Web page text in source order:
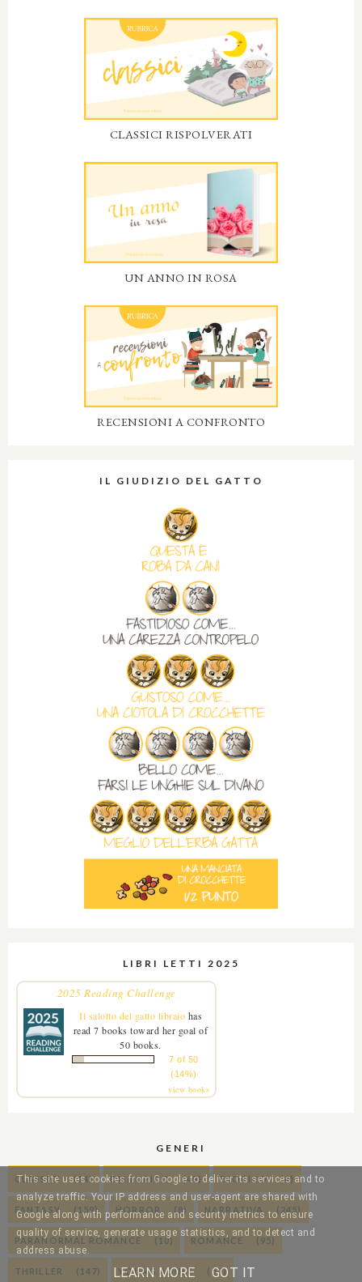
CLASSICI RISPOLVERATI
UN ANNO IN ROSA
RECENSIONI A CONFRONTO
IL GIUDIZIO DEL GATTO
LIBRI LETTI 2025
2025 Reading Challenge
Il salotto del gatto libraio has
read 7 books toward her goal of
50 books.
7 of 50
(14%)
view books
GENERI
CLASSICI (14) DISTOPICO (49) EROTICO (4)
FANTASY (159) HORROR (8) NARRATIVA (245)
PARANORMAL ROMANCE (10) ROMANCE (95)
THRILLER (147) YOUNG ADULT (57)
This site uses cookies from Google to deliver its services and to
analyze traffic. Your IP address and user-agent are shared with
Google along with performance and security metrics to ensure
quality of service, generate usage statistics, and to detect and
address abuse.
LEARN MORE GOT IT